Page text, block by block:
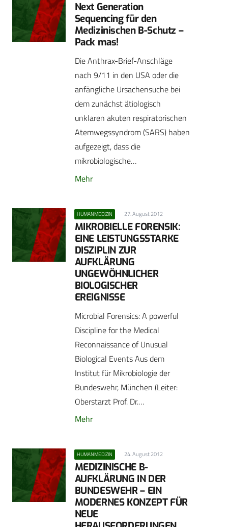
Next Generation
Sequencing für den
Medizinischen B-Schutz –
Pack mas!
Die Anthrax-Brief-Anschläge
nach 9/11 in den USA oder die
anfängliche Ursachensuche bei
dem zunächst ätiologisch
unklaren akuten respiratorischen
Atemwegssyndrom (SARS) haben
aufgezeigt, dass die
mikrobiologische…
Mehr
HUMANMEDIZIN 27. August 2012
MIKROBIELLE FORENSIK:
EINE LEISTUNGSSTARKE
DISZIPLIN ZUR
AUFKLÄRUNG
UNGEWÖHNLICHER
BIOLOGISCHER
EREIGNISSE
Microbial Forensics: A powerful
Discipline for the Medical
Reconnaissance of Unusual
Biological Events Aus dem
Institut für Mikrobiologie der
Bundeswehr, München (Leiter:
Oberstarzt Prof. Dr.…
Mehr
HUMANMEDIZIN 24. August 2012
MEDIZINISCHE B-
AUFKLÄRUNG IN DER
BUNDESWEHR – EIN
MODERNES KONZEPT FÜR
NEUE